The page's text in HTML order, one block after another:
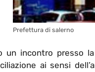
Prefettura di salerno
un incontro presso
ai sensi